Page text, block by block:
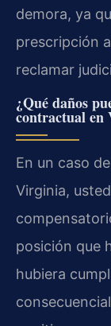
demora, ya
prescripción
reclamar
¿Qué daños
contractual en
En un caso
Virginia,
posición que
hubiera